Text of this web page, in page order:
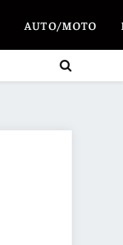
AUTO/MOTO